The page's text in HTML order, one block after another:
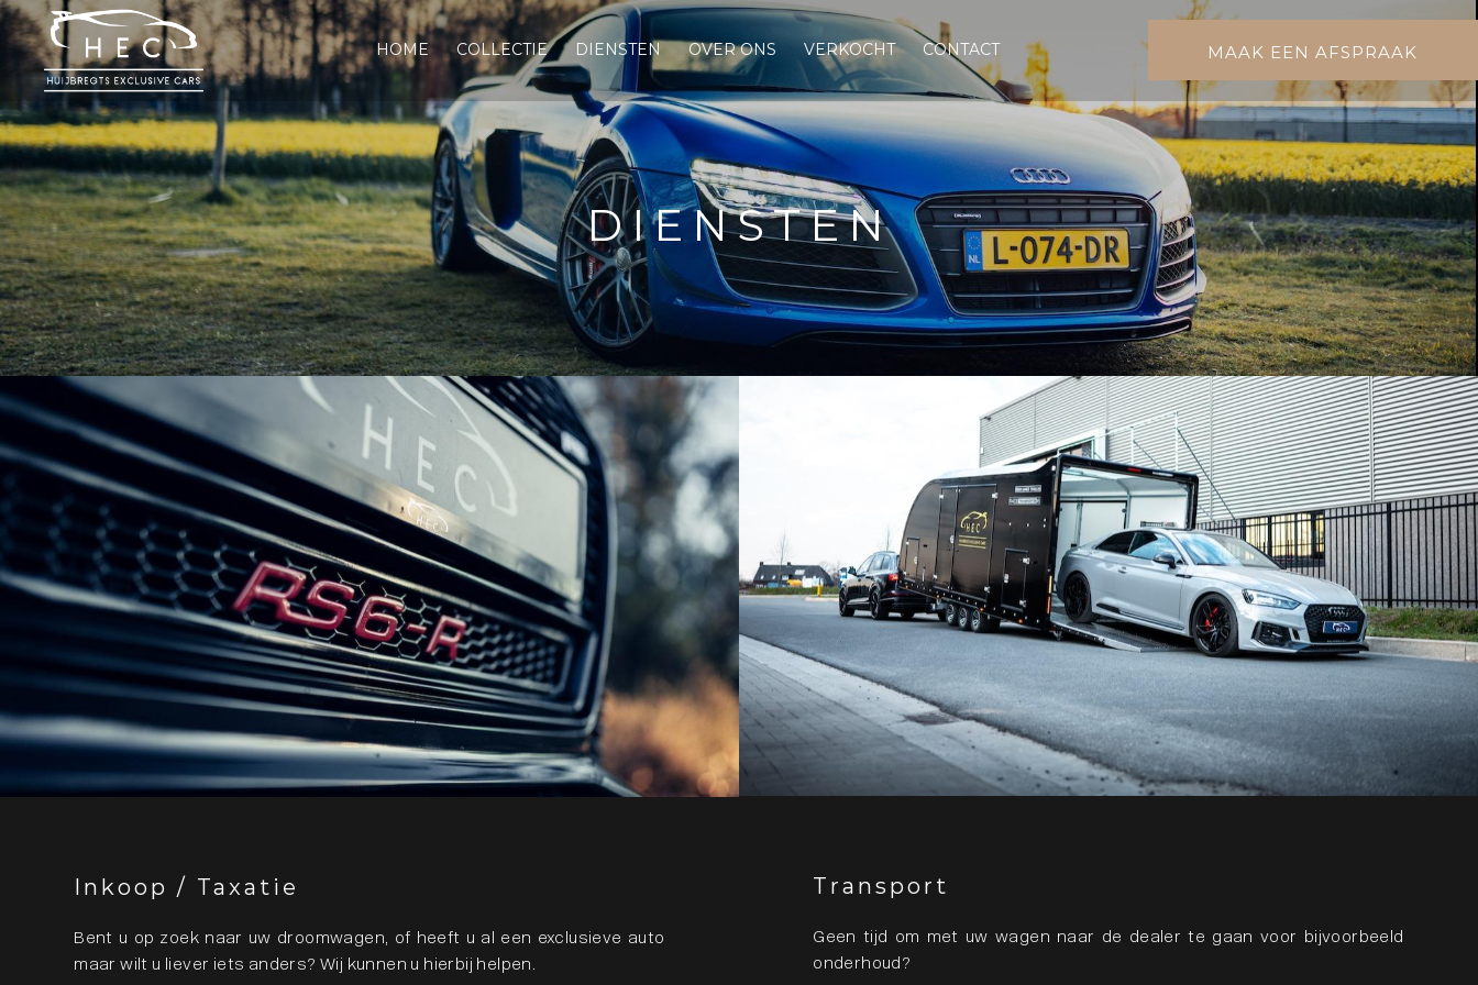
HOME COLLECTIE DIENSTEN OVER ONS VERKOCHT CONTACT MAAK EEN AFSPRAAK
DIENSTEN
Inkoop / Taxatie
Bent u op zoek naar uw droomwagen, of heeft u al een exclusieve auto
maar wilt u liever iets anders? Wij kunnen u hierbij helpen.
Transport
Geen tijd om met uw wagen naar de dealer te gaan voor bijvoorbeeld
onderhoud?